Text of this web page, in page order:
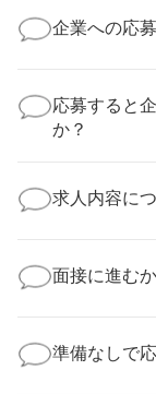
企業への応
実際に医療
の多くは、
います。
応募すると
か？
業様に個
より詳細な
求人内容に
してお答え
勤務体制や
す！
面接に進む
積極的に受
の様子を見
準備なしで